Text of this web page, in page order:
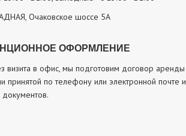
Очаковское шоссе 5А
ОФОРМЛЕНИЕ
визита в офис, мы подготовим договор аренды
принятой по телефону или электронной почте и